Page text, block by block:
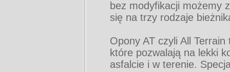
bez modyfikacji możemy
się na trzy rodzaje
Opony AT czyli All
które pozwalają na lekki
asfalcie i w terenie.